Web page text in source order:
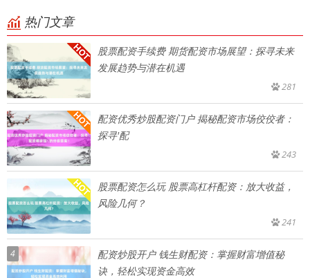
热门文章
股票配资手续费 期货配资市场展望：探寻未来
发展趋势与潜在机遇
281
配资优秀炒股配资门户 揭秘配资市场佼佼者：
探寻'配
243
股票配资怎么玩 股票高杠杆配资：放大收益，
风险几何？
241
4
配资炒股开户 钱生财配资：掌握财富增值秘
诀，轻松实现资金高效